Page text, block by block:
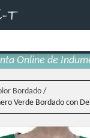
Online de
Bordado/
Verde Bordado con